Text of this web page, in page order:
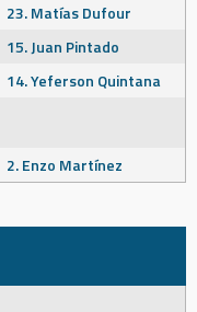
23. Matías Dufour
15. Juan Pintado
14. Yeferson Quintana
2. Enzo Martínez